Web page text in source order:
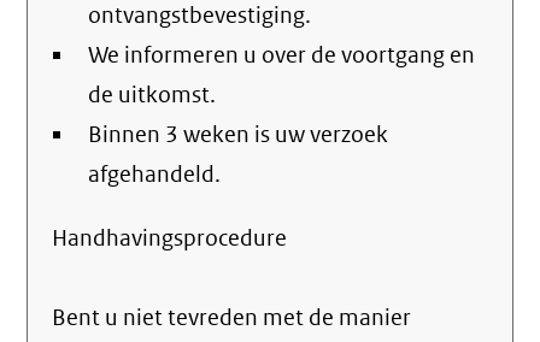
ontvangstbevestiging.
We informeren u over de voortgang en
de uitkomst.
Binnen 3 weken is uw verzoek
afgehandeld.
Handhavingsprocedure
Bent u niet tevreden met de manier